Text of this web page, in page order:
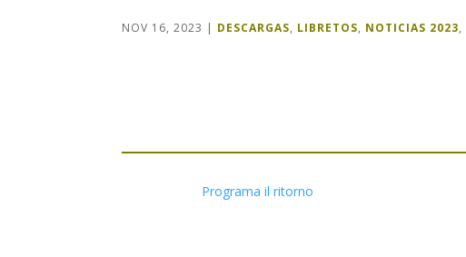
NOV 16, 2023 | DESCARGAS, LIBRETOS, NOTICIAS 2023,
Programa il ritorno